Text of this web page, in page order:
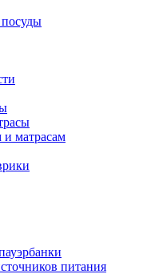
и матрасам
питания